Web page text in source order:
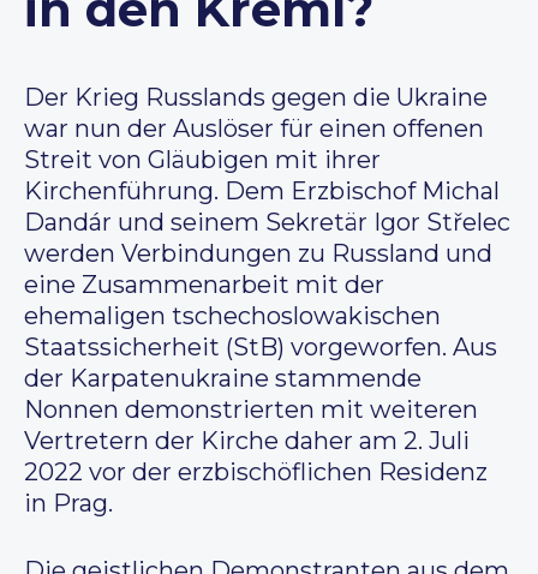
Der Krieg Russlands gegen die Ukraine
war nun der Auslöser für einen offenen
Streit von Gläubigen mit ihrer
Kirchenführung. Dem Erzbischof Michal
Dandár und seinem Sekretär Igor Střelec
werden Verbindungen zu Russland und
eine Zusammenarbeit mit der
ehemaligen tschechoslowakischen
Staatssicherheit (StB) vorgeworfen. Aus
der Karpatenukraine stammende
Nonnen demonstrierten mit weiteren
Vertretern der Kirche daher am 2. Juli
2022 vor der erzbischöflichen Residenz
in Prag.